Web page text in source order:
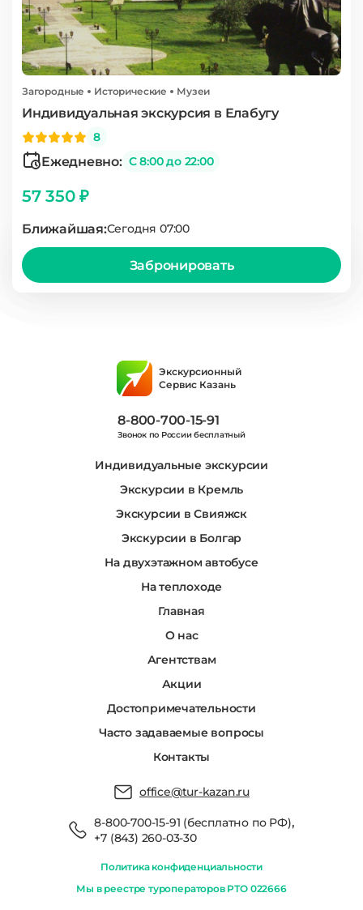
Загородные Исторические Музеи
Индивидуальная экскурсия в Елабугу
8
Ежедневно: С 8:00 до 22:00
57 350 ₽
Ближайшая:Сегодня 07:00
Забронировать
Экскурсионный
Сервис Казань
8-800-700-15-91
Звонок по России бесплатный
Индивидуальные экскурсии
Экскурсии в Кремль
Экскурсии в Свияжск
Экскурсии в Болгар
На двухэтажном автобусе
На теплоходе
Главная
О нас
Агентствам
Акции
Достопримечательности
Часто задаваемые вопросы
Контакты
office@tur-kazan.ru
8-800-700-15-91 (бесплатно по РФ),
+7 (843) 260-03-30
Политика конфиденциальности
Мы в реестре туроператоров РТО 022666